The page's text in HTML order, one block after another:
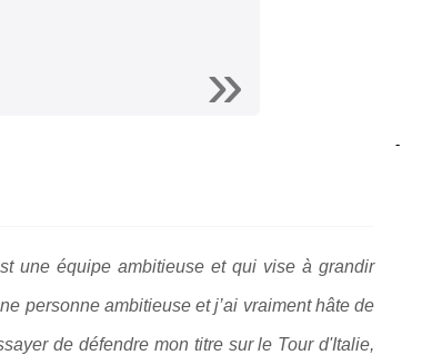
une équipe ambitieuse et qui vise à grandir
personne ambitieuse et j’ai vraiment hâte de
de défendre mon titre sur le Tour d'Italie,
-